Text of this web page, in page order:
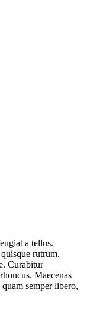
a tellus.
rutrum.
Curabitur
Maecenas
semper libero,